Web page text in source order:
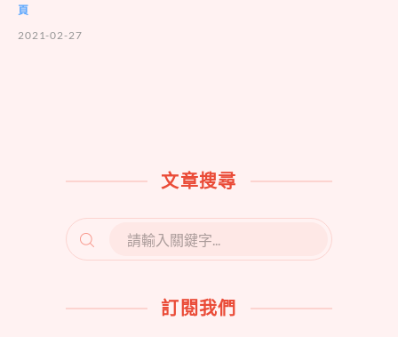
頁
2021-02-27
文章搜尋
SEARCH
FOR:
訂閱我們